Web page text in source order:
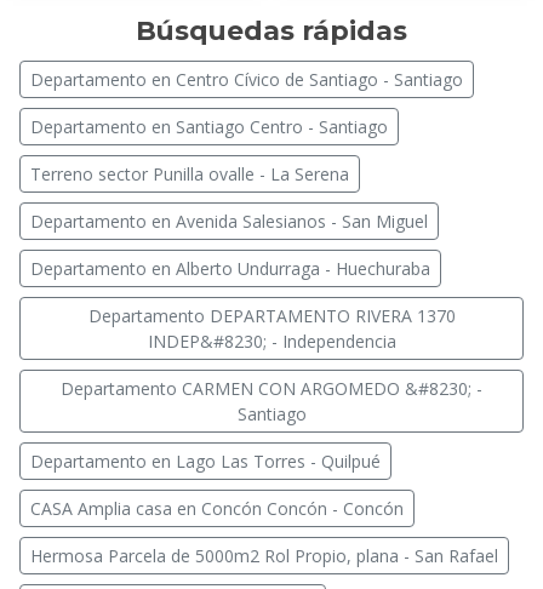
Búsquedas rápidas
Departamento en Centro Cívico de Santiago - Santiago
Departamento en Santiago Centro - Santiago
Terreno sector Punilla ovalle - La Serena
Departamento en Avenida Salesianos - San Miguel
Departamento en Alberto Undurraga - Huechuraba
Departamento DEPARTAMENTO RIVERA 1370
INDEP&#8230; - Independencia
Departamento CARMEN CON ARGOMEDO &#8230; -
Santiago
Departamento en Lago Las Torres - Quilpué
CASA Amplia casa en Concón Concón - Concón
Hermosa Parcela de 5000m2 Rol Propio, plana - San Rafael